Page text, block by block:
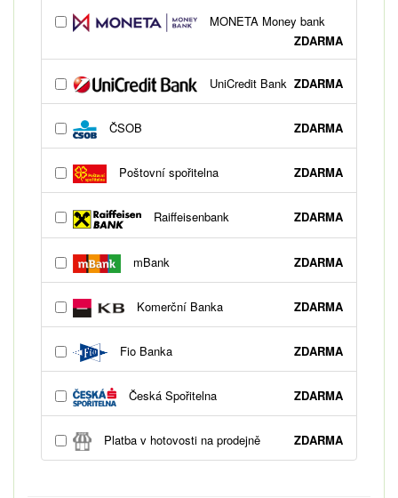
MONETA Money bank
ZDARMA
UniCredit Bank ZDARMA
ČSOB ZDARMA
Poštovní spořitelna ZDARMA
Raiffeisenbank ZDARMA
mBank ZDARMA
Komerční Banka ZDARMA
Fio Banka ZDARMA
Česká Spořitelna ZDARMA
Platba v hotovosti na prodejně ZDARMA